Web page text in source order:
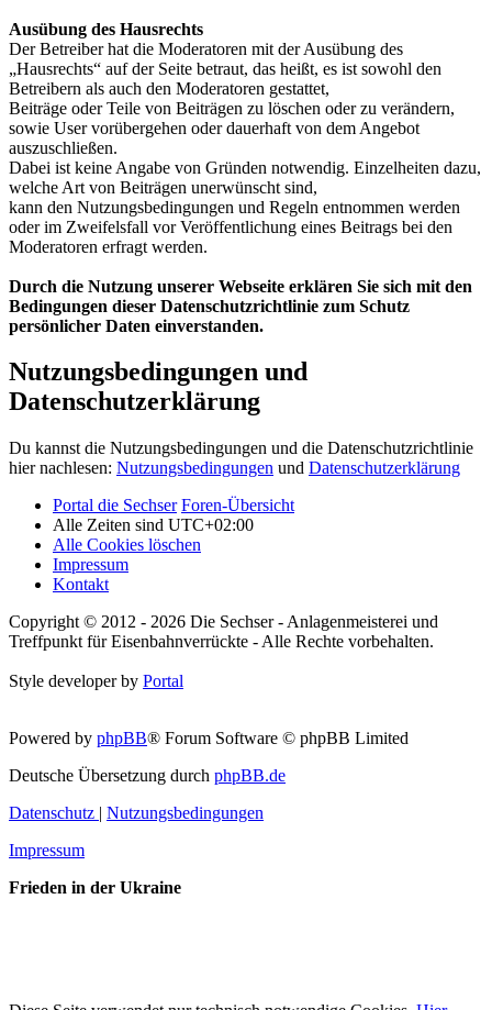
Ausübung des Hausrechts
Der Betreiber hat die Moderatoren mit der Ausübung des
„Hausrechts“ auf der Seite betraut, das heißt, es ist sowohl den
Betreibern als auch den Moderatoren gestattet,
Beiträge oder Teile von Beiträgen zu löschen oder zu verändern,
sowie User vorübergehen oder dauerhaft von dem Angebot
auszuschließen.
Dabei ist keine Angabe von Gründen notwendig. Einzelheiten dazu,
welche Art von Beiträgen unerwünscht sind,
kann den Nutzungsbedingungen und Regeln entnommen werden
oder im Zweifelsfall vor Veröffentlichung eines Beitrags bei den
Moderatoren erfragt werden.
Durch die Nutzung unserer Webseite erklären Sie sich mit den
Bedingungen dieser Datenschutzrichtlinie zum Schutz
persönlicher Daten einverstanden.
Nutzungsbedingungen und
Datenschutzerklärung
Du kannst die Nutzungsbedingungen und die Datenschutzrichtlinie
hier nachlesen: Nutzungsbedingungen und Datenschutzerklärung
Portal die Sechser Foren-Übersicht
Alle Zeiten sind UTC+02:00
Alle Cookies löschen
Impressum
Kontakt
Copyright © 2012 - 2026 Die Sechser - Anlagenmeisterei und
Treffpunkt für Eisenbahnverrückte - Alle Rechte vorbehalten.
Style developer by Portal
Powered by phpBB® Forum Software © phpBB Limited
Deutsche Übersetzung durch phpBB.de
Datenschutz | Nutzungsbedingungen
Impressum
Frieden in der Ukraine